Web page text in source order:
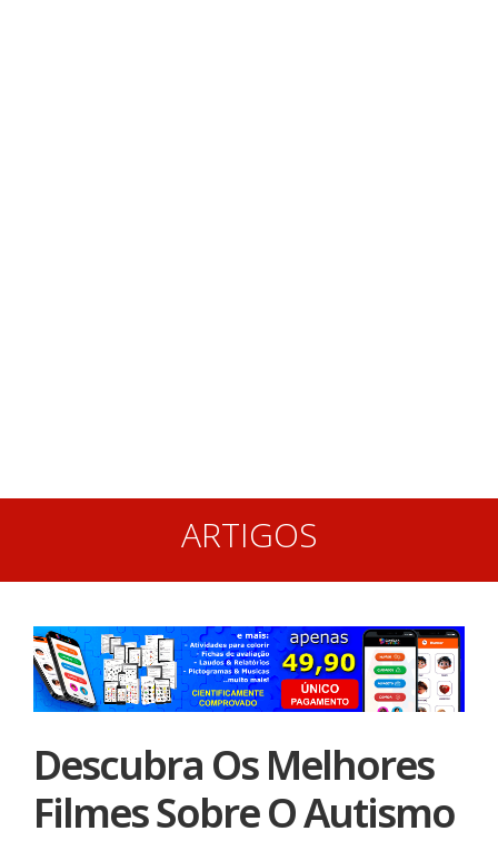
ARTIGOS
Descubra Os Melhores
Filmes Sobre O Autismo